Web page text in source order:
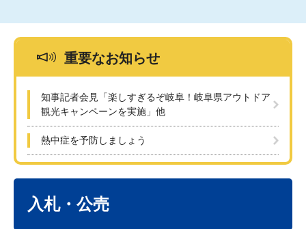
重要なお知らせ
知事記者会見「楽しすぎるぞ岐阜！岐阜県アウトドア
観光キャンペーンを実施」他
熱中症を予防しましょう
入札・公売